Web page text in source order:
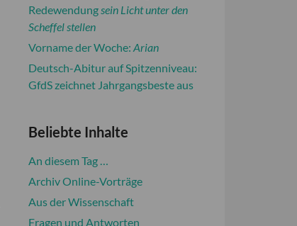
Redewendungsein Licht unter den
Scheffel stellen
Vorname der Woche: Arian
Deutsch-Abitur auf Spitzenniveau:
GfdS zeichnet Jahrgangsbeste aus
Beliebte Inhalte
An diesem Tag …
Archiv Online-Vorträge
Aus der Wissenschaft
Fragen und Antworten